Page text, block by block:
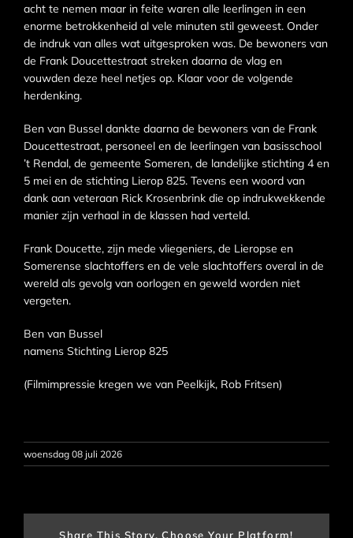
acht te nemen maar in feite waren alle leerlingen in een
enorme betrokkenheid al vele minuten stil geweest. Onder
de indruk van alles wat uitgesproken was. De bewoners van
de Frank Doucettestraat streken daarna de vlag en
vouwden deze heel netjes op. Klaar voor de volgende
herdenking.
Ben van Bussel dankte daarna de bewoners van de Frank
Doucettestraat, personeel en de leerlingen van basisschool
’t Rendal, de gemeente Someren, de landelijke stichting 4 en
5 mei en de stichting Lierop 825. Tevens een woord van
dank aan veteraan Rick Krosenbrink die op indrukwekkende
manier zijn verhaal in de klassen had verteld.
Frank Doucette, zijn mede vliegeniers, de Lieropse en
Somerense slachtoffers en de vele slachtoffers overal in de
wereld als gevolg van oorlogen en geweld worden niet
vergeten.
Ben van Bussel
namens Stichting Lierop 825
(Filmimpressie kregen we van Peelkijk, Rob Fritsen)
woensdag 08 juli 2026
Share This Story, Choose Your Platform!